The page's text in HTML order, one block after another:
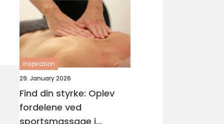
inspiration
29. January 2026
Find din styrke: Oplev
fordelene ved
sportsmassage i